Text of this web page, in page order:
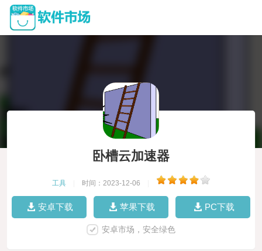
卧槽云加速器
工具 时间：2023-12-06
安卓下载 苹果下载 PC下载
安卓市场，安全绿色